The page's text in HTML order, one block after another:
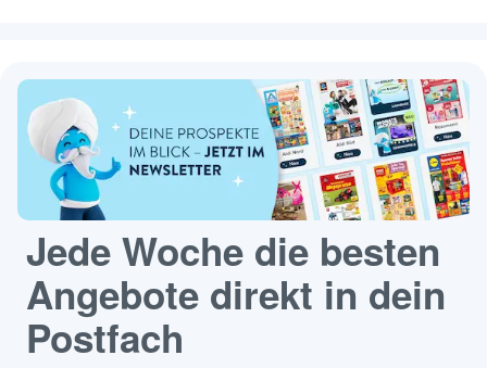
Jede Woche die besten
Angebote direkt in dein
Postfach